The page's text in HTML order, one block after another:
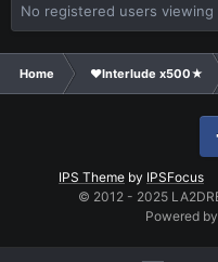
No registered users viewing
Home ❤Interlude x500★
IPS Theme by IPSFocus
© 2012 - 2025
Powered